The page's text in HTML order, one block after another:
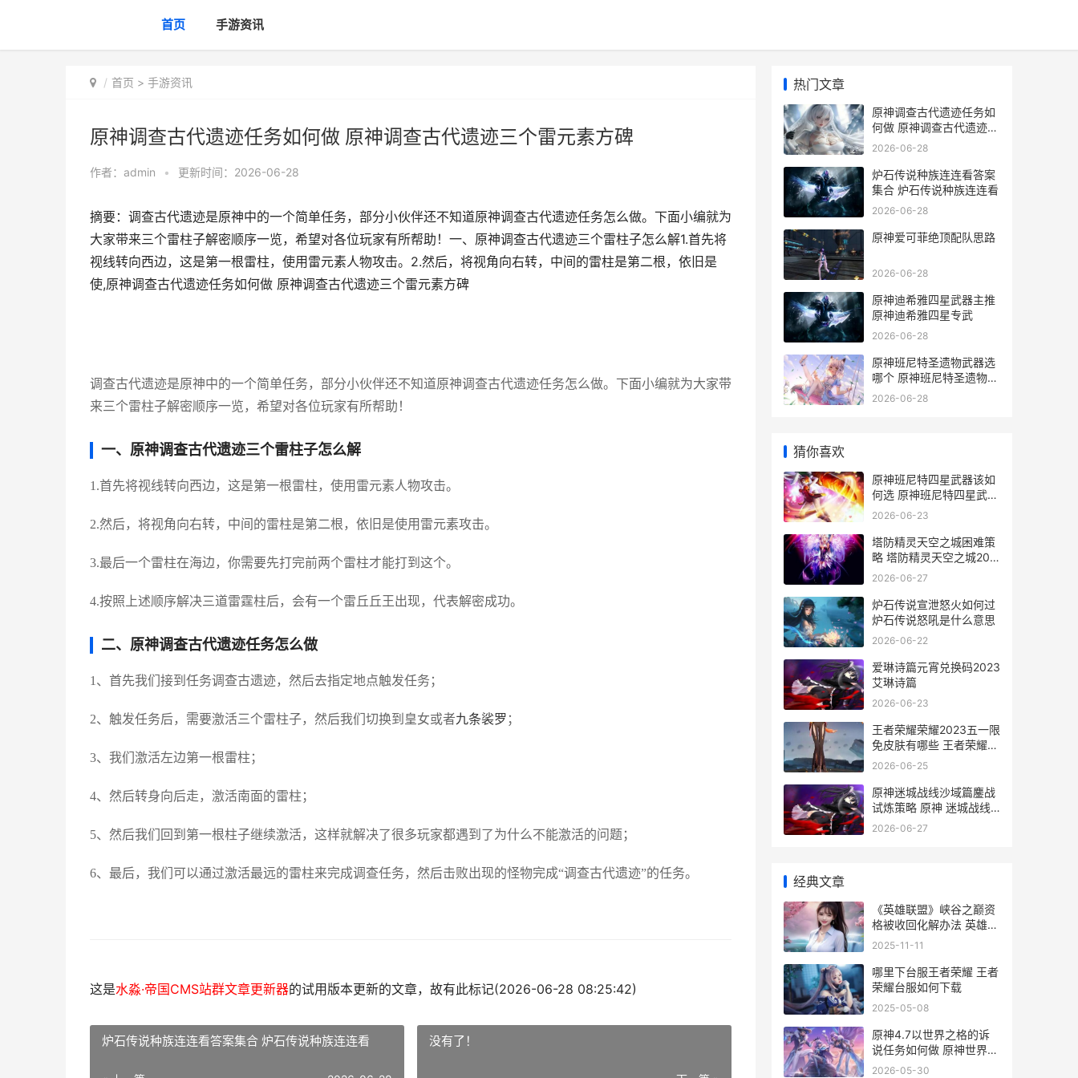
首页 手游资讯
首页 > 手游资讯
原神调查古代遗迹任务如何做 原神调查古代遗迹三个雷元素方碑
作者： admin • 更新时间：2026-06-28
摘要：调查古代遗迹是原神中的一个简单任务，部分小伙伴还不知道原神调查古代遗迹任务怎么做。下面小编就为
大家带来三个雷柱子解密顺序一览，希望对各位玩家有所帮助！一、原神调查古代遗迹三个雷柱子怎么解1.首先将
视线转向西边，这是第一根雷柱，使用雷元素人物攻击。2.然后，将视角向右转，中间的雷柱是第二根，依旧是
使,原神调查古代遗迹任务如何做 原神调查古代遗迹三个雷元素方碑
调查古代遗迹是原神中的一个简单任务，部分小伙伴还不知道原神调查古代遗迹任务怎么做。下面小编就为大家带
来三个雷柱子解密顺序一览，希望对各位玩家有所帮助！
一、原神调查古代遗迹三个雷柱子怎么解
1.首先将视线转向西边，这是第一根雷柱，使用雷元素人物攻击。
2.然后，将视角向右转，中间的雷柱是第二根，依旧是使用雷元素攻击。
3.最后一个雷柱在海边，你需要先打完前两个雷柱才能打到这个。
4.按照上述顺序解决三道雷霆柱后，会有一个雷丘丘王出现，代表解密成功。
二、原神调查古代遗迹任务怎么做
1、首先我们接到任务调查古遗迹，然后去指定地点触发任务；
2、触发任务后，需要激活三个雷柱子，然后我们切换到皇女或者九条裟罗 ；
3、我们激活左边第一根雷柱；
4、然后转身向后走，激活南面的雷柱；
5、然后我们回到第一根柱子继续激活，这样就解决了很多玩家都遇到了为什么不能激活的问题；
6、最后，我们可以通过激活最远的雷柱来完成调查任务，然后击败出现的怪物完成“调查古代遗迹”的任务。
这是水淼·帝国CMS站群文章更新器的试用版本更新的文章，故有此标记(2026-06-28 08:25:42)
炉石传说种族连连看答案集合 炉石传说种族连连看 没有了！
热门文章
原神调查古代遗迹任务如
何做 原神调查古代遗迹三
个雷元素方碑
2026-06-28
炉石传说种族连连看答案
集合 炉石传说种族连连看
2026-06-28
原神爱可菲绝顶配队思路
2026-06-28
原神迪希雅四星武器主推
原神迪希雅四星专武
2026-06-28
原神班尼特圣遗物武器选
哪个 原神班尼特圣遗物推
荐搭配
2026-06-28
猜你喜欢
原神班尼特四星武器该如
何选 原神班尼特四星武器
怎么获得
2026-06-23
塔防精灵天空之城困难策
略 塔防精灵天空之城20
关攻略
2026-06-27
炉石传说宣泄怒火如何过
炉石传说怒吼是什么意思
2026-06-22
爱琳诗篇元宵兑换码2023
艾琳诗篇
2026-06-23
王者荣耀荣耀2023五一限
免皮肤有哪些 王者荣耀荣
耀之章
2026-06-25
原神迷城战线沙域篇鏖战
试炼策略 原神 迷城战线
攻略
2026-06-27
经典文章
《英雄联盟》峡谷之巅资
格被收回化解办法 英雄联
盟峡谷之巅排名查询
2025-11-11
哪里下台服王者荣耀 王者
荣耀台服如何下载
2025-05-08
原神4.7以世界之格的诉
说任务如何做 原神世界四
怎么玩
2026-05-30